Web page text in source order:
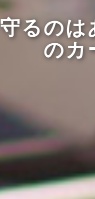
守るのは
のカ